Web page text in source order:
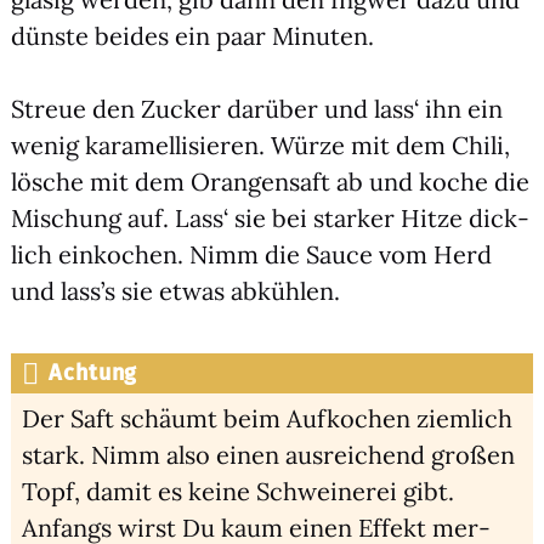
düns­te bei­des ein paar Minu­ten.
Streue den Zucker dar­über und lass‘ ihn ein
wenig kara­mel­li­sie­ren. Wür­ze mit dem Chi­li,
lösche mit dem Oran­gen­saft ab und koche die
Mischung auf. Lass‘ sie bei star­ker Hit­ze dick­
lich ein­ko­chen. Nimm die Sau­ce vom Herd
und lass’s sie etwas abküh­len.
Achtung
Der Saft schäumt beim Auf­ko­chen ziem­lich
stark. Nimm also einen aus­rei­chend gro­ßen
Topf, damit es kei­ne Schwei­ne­rei gibt.
Anfangs wirst Du kaum einen Effekt mer­